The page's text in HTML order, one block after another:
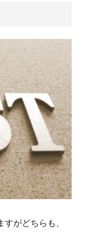
がどちらも、